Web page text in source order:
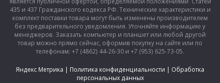
435 и 437 Гражданского кодекса РФ. Технические характеристики и
комплект поставки товара могут быть изменены производителем
без предварительного уведомления. Уточняйте информацию у
менеджеров. Заказать компьютер и планшет или любой другой
товар можно прямо сейчас, оформив покупку на сайте или по
телефонам: +7 (4862) 44-26-30 и +7 (953) 625-73-05.
Яндекс Метрика | Политика конфиденциальности | Обработка
персональных данных